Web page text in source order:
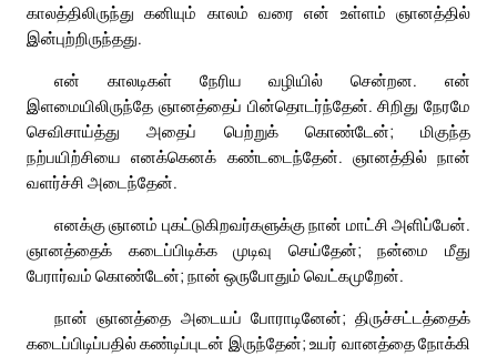
காலத்திலிருந்து கனியும் காலம் வரை என் உள்ளம் ஞானத்தில்
இன்புற்றிருந்தது.
என் காலடிகள் நேரிய வழியில் சென்றன. என்
இளமையிலிருந்தே ஞானத்தைப் பின்தொடர்ந்தேன். சிறிது நேரமே
செவிசாய்த்து அதைப் பெற்றுக் கொண்டேன்; மிகுந்த
நற்பயிற்சியை எனக்கெனக் கண்டடைந்தேன். ஞானத்தில் நான்
வளர்ச்சி அடைந்தேன்.
எனக்கு ஞானம் புகட்டுகிறவர்களுக்கு நான் மாட்சி அளிப்பேன்.
ஞானத்தைக் கடைப்பிடிக்க முடிவு செய்தேன்; நன்மை மீது
பேரார்வம் கொண்டேன்; நான் ஒருபோதும் வெட்கமுறேன்.
நான் ஞானத்தை அடையப் போராடினேன்; திருச்சட்டத்தைக்
கடைப்பிடிப்பதில் கண்டிப்புடன் இருந்தேன்; உயர் வானத்தை நோக்கி